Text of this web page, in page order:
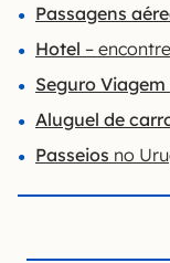
Passagens
Hotel –
Seguro
Aluguel de
Passeios no